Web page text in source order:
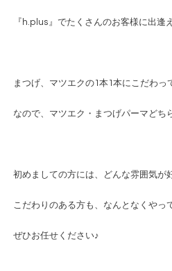
『h.plus』でたくさんのお客様に出逢
まつげ、マツエクの1本1本にこだわっ
なので、マツエク・まつげパーマど
初めましての方には、どんな雰囲気が
こだわりのある方も、なんとなくやっ
ぜひお任せください♪